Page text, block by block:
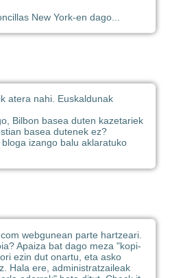
New York-en dago...
atera nahi. Euskaldunak
Bilbon basea duten kazetariek
basea dutenek ez?
izango balu aklaratuko
webgunean parte hartzeari.
Apaiza bat dago meza "kopi-
ezin dut onartu, eta asko
Hala ere, administratzaileak